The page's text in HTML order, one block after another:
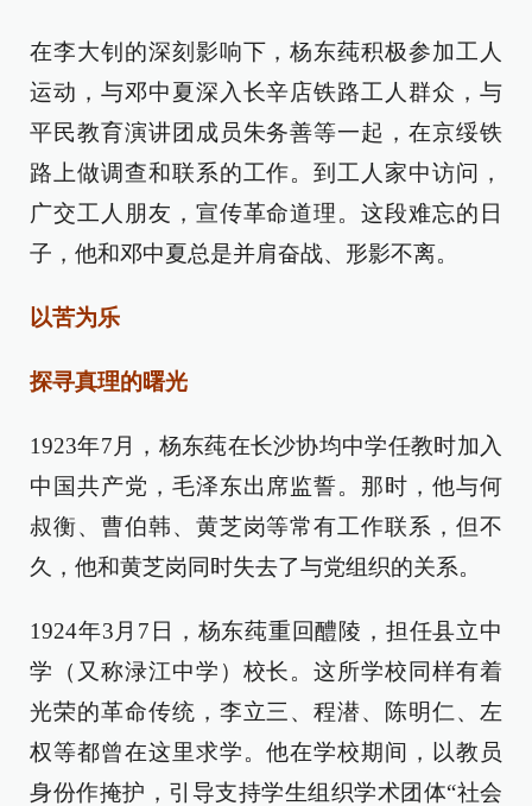
在李大钊的深刻影响下，杨东莼积极参加工人
运动，与邓中夏深入长辛店铁路工人群众，与
平民教育演讲团成员朱务善等一起，在京绥铁
路上做调查和联系的工作。到工人家中访问，
广交工人朋友，宣传革命道理。这段难忘的日
子，他和邓中夏总是并肩奋战、形影不离。
以苦为乐
探寻真理的曙光
1923年7月，杨东莼在长沙协均中学任教时加入
中国共产党，毛泽东出席监誓。那时，他与何
叔衡、曹伯韩、黄芝岗等常有工作联系，但不
久，他和黄芝岗同时失去了与党组织的关系。
1924年3月7日，杨东莼重回醴陵，担任县立中
学（又称渌江中学）校长。这所学校同样有着
光荣的革命传统，李立三、程潜、陈明仁、左
权等都曾在这里求学。他在学校期间，以教员
身份作掩护，引导支持学生组织学术团体“社会